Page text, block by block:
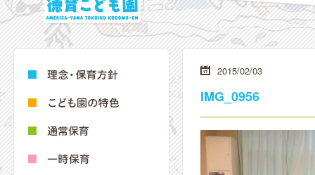
2015/02/03
IMG_0956